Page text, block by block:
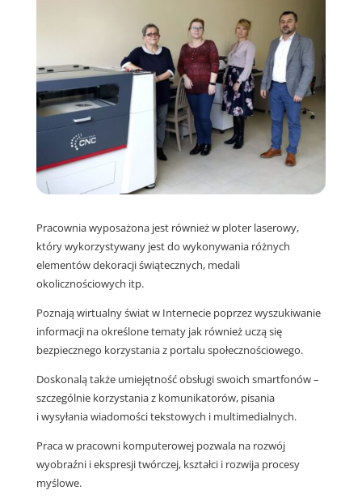
Pracownia wyposażona jest również w ploter laserowy,
który wykorzystywany jest do wykonywania różnych
elementów dekoracji świątecznych, medali
okolicznościowych itp.
Poznają wirtualny świat w Internecie poprzez wyszukiwanie
informacji na określone tematy jak również uczą się
bezpiecznego korzystania z portalu społecznościowego.
Doskonalą także umiejętność obsługi swoich smartfonów –
szczególnie korzystania z komunikatorów, pisania
i wysyłania wiadomości tekstowych i multimedialnych.
Praca w pracowni komputerowej pozwala na rozwój
wyobraźni i ekspresji twórczej, kształci i rozwija procesy
myślowe.